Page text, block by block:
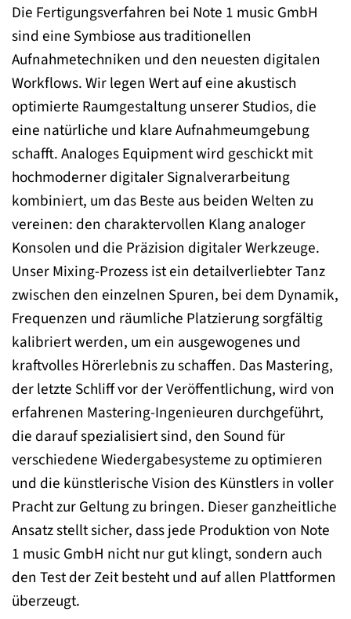
Die Fertigungsverfahren bei Note 1 music GmbH
sind eine Symbiose aus traditionellen
Aufnahmetechniken und den neuesten digitalen
Workflows. Wir legen Wert auf eine akustisch
optimierte Raumgestaltung unserer Studios, die
eine natürliche und klare Aufnahmeumgebung
schafft. Analoges Equipment wird geschickt mit
hochmoderner digitaler Signalverarbeitung
kombiniert, um das Beste aus beiden Welten zu
vereinen: den charaktervollen Klang analoger
Konsolen und die Präzision digitaler Werkzeuge.
Unser Mixing-Prozess ist ein detailverliebter Tanz
zwischen den einzelnen Spuren, bei dem Dynamik,
Frequenzen und räumliche Platzierung sorgfältig
kalibriert werden, um ein ausgewogenes und
kraftvolles Hörerlebnis zu schaffen. Das Mastering,
der letzte Schliff vor der Veröffentlichung, wird von
erfahrenen Mastering-Ingenieuren durchgeführt,
die darauf spezialisiert sind, den Sound für
verschiedene Wiedergabesysteme zu optimieren
und die künstlerische Vision des Künstlers in voller
Pracht zur Geltung zu bringen. Dieser ganzheitliche
Ansatz stellt sicher, dass jede Produktion von Note
1 music GmbH nicht nur gut klingt, sondern auch
den Test der Zeit besteht und auf allen Plattformen
überzeugt.